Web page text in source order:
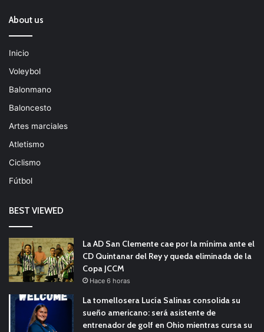
About us
Inicio
Voleybol
Balonmano
Baloncesto
Artes marciales
Atletismo
Ciclismo
Fútbol
BEST VIEWED
La AD San Clemente cae por la mínima ante el
CD Quintanar del Rey y queda eliminada de la
Copa JCCM
Hace 6 horas
La tomellosera Lucía Salinas consolida su
sueño americano: será asistente de
entrenador de golf en Ohio mientras cursa su